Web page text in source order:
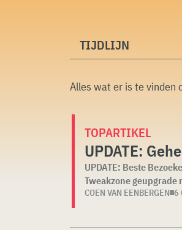
TIJDLIJN
Alles wat er is te vinden
TOPARTIKEL
UPDATE:
UPDATE: Beste
Tweakzone geupgrade
COEN VAN EENBERGEN 6